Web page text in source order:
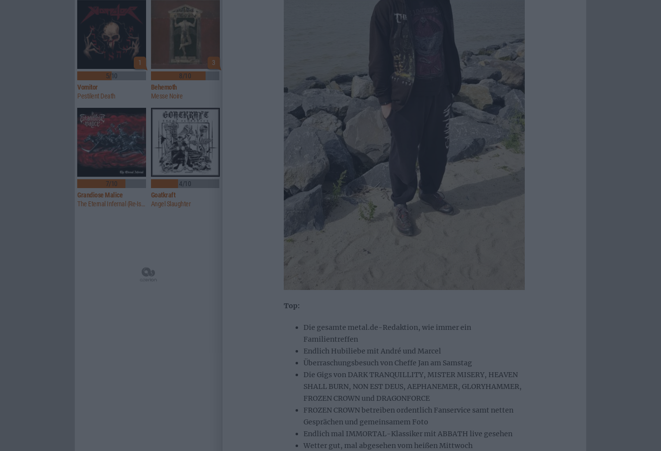
Top:
Die gesamte metal.de-Redaktion, wie immer ein
Familientreffen
Endlich Hubiliebe mit André und Marcel
Überraschungsbesuch von Cheffe Jan am Samstag
Die Gigs von DARK TRANQUILLITY, MISTER MISERY, HEAVEN
SHALL BURN, NON EST DEUS, AEPHANEMER, GLORYHAMMER,
FROZEN CROWN und DRAGONFORCE
FROZEN CROWN betreiben ordentlich Fanservice samt netten
Gesprächen und gemeinsamem Foto
Endlich mal IMMORTAL-Klassiker mit ABBATH live gesehen
Wetter gut, mal abgesehen vom heißen Mittwoch
1
5/10
Vomitor
Pestilent Death
3
8/10
Behemoth
Messe Noire
7/10
Grandiose Malice
The Eternal Infernal (Re-Issue)
4/10
Goatkraft
Angel Slaughter